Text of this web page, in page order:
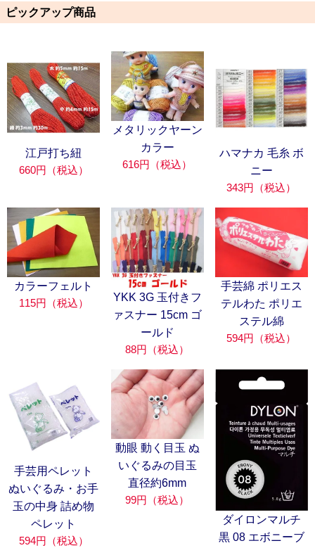
ピックアップ商品
江戸打ち紐
660円（税込）
メタリックヤーン
カラー
616円（税込）
ハマナカ 毛糸 ボ
ニー
343円（税込）
カラーフェルト
115円（税込）
YKK 3G 玉付きフ
ァスナー 15cm ゴ
ールド
88円（税込）
手芸綿 ポリエス
テルわた ポリエ
ステル綿
594円（税込）
手芸用ペレット
ぬいぐるみ・お手
玉の中身 詰め物
ペレット
594円（税込）
動眼 動く目玉 ぬ
いぐるみの目玉
直径約6mm
99円（税込）
ダイロンマルチ
黒 08 エボニーブ